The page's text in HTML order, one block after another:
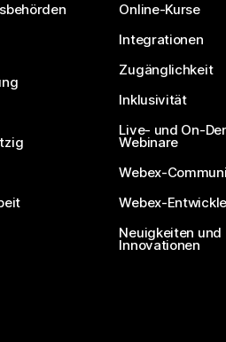
Online-Kurse
Integrationen
Zugänglichkeit
Inklusivität
Live- und On-
Webinare
Webex-
Webex-
Neuigkeiten und
Innovationen